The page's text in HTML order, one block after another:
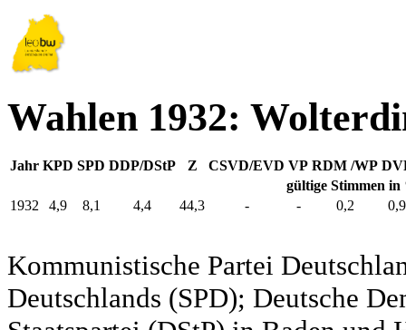
Wahlen 1932:
Jahr KPD SPD DDP/DStP Z CSVD/EVD VP RDM /WP
gültige Stimmen in
1932
4,9 8,1 4,4 44,3 - - 0,2 0,9
Kommunistische Partei
Deutschlands (SPD); Deutsche